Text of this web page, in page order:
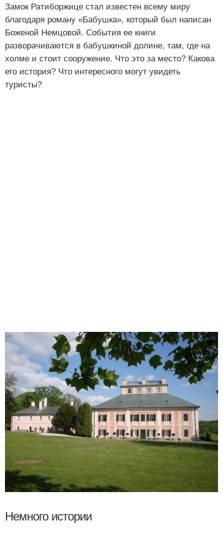
Замок Ратиборжице стал известен всему миру
благодаря роману «Бабушка», который был написан
Боженой Немцовой. События ее книги
разворачиваются в бабушкиной долине, там, где на
холме и стоит сооружение. Что это за место? Какова
его история? Что интересного могут увидеть
туристы?
Немного истории